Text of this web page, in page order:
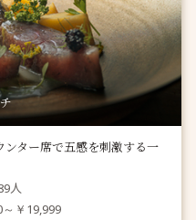
ター席で五感を刺激する一
人
～￥19,999